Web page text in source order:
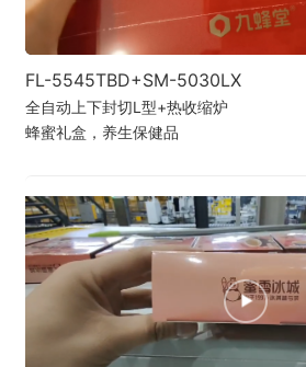
FL-5545TBD+SM-5030LX
全自动上下封切L型+热收缩炉
蜂蜜礼盒，养生保健品